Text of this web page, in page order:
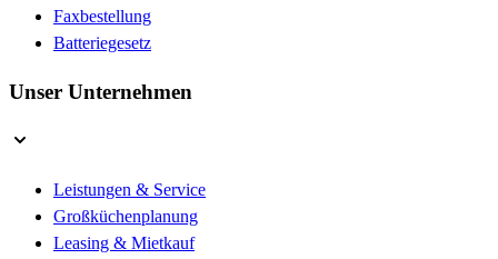
Faxbestellung
Batteriegesetz
Unser Unternehmen
Leistungen & Service
Großküchenplanung
Leasing & Mietkauf